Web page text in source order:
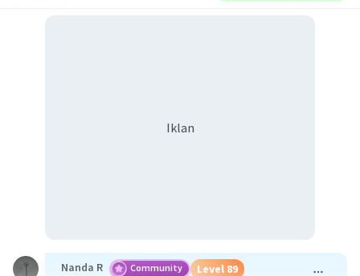
Iklan
Nanda R Community Level 89